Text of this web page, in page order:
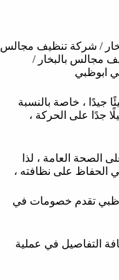
/ شركة تنظيف مجالس
مجالس بالبخار /
ابوظبي
جيدًا ، خاصة بالنسبة
جدًا على الحركة ،
العامة ، لذا
الحفاظ على نظافته ،
تقدم خصومات في
التفاصيل في عملية